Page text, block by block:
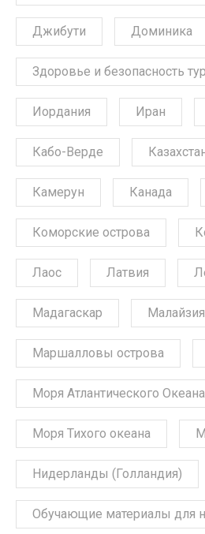
Джибути Доминика
Здоровье и безопасность
Иордания Иран
Кабо-Верде
Камерун Канада
Коморские острова
Лаос Латвия
Мадагаскар Малайзия
Маршалловы острова
Моря Атлантического Океана
Моря Тихого океана
Нидерланды (Голландия)
Обучающие материалы для